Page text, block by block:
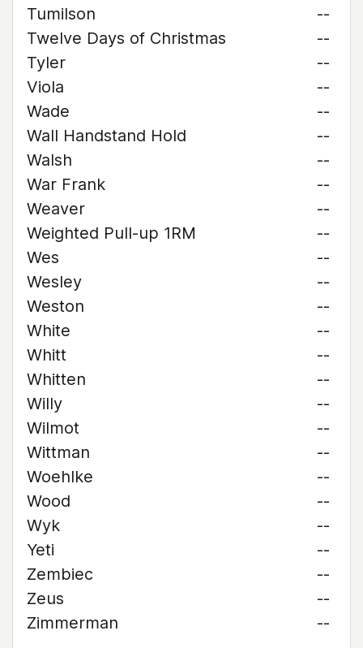
Tumilson
--
Twelve Days of Christmas
--
Tyler
--
Viola
--
Wade
--
Wall Handstand Hold
--
Walsh
--
War Frank
--
Weaver
--
Weighted Pull-up 1RM
--
Wes
--
Wesley
--
Weston
--
White
--
Whitt
--
Whitten
--
Willy
--
Wilmot
--
Wittman
--
Woehlke
--
Wood
--
Wyk
--
Yeti
--
Zembiec
--
Zeus
--
Zimmerman
--